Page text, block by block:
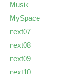
Musik
MySpace
next07
next08
next09
next10